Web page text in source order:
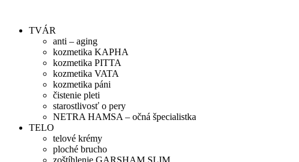
obsah
TVÁR
anti – aging
kozmetika KAPHA
kozmetika PITTA
kozmetika VATA
kozmetika páni
čistenie pleti
starostlivosť o pery
NETRA HAMSA – očná špecialistka
TELO
telové krémy
ploché brucho
zoštíhlenie GARSHAM SLIM